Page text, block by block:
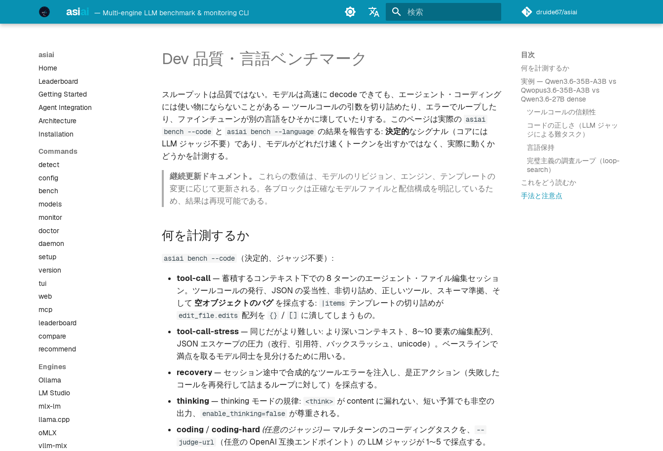
asiai — Multi-engine LLM benchmark & monitoring CLI
Français
Italiano
Português
中文
한국어
druide67/asiai
asiai
Home
Leaderboard
Getting Started
Agent Integration
Architecture
Installation
Commands
detect
config
bench
models
monitor
doctor
daemon
setup
version
tui
web
mcp
leaderboard
compare
recommend
Engines
Ollama
LM Studio
mlx-lm
llama.cpp
oMLX
vllm-mlx
目次
何を計測するか
実例 — Qwen3.6-35B-A3B vs
Qwopus3.6-35B-A3B vs
Qwen3.6-27B dense
ツールコールの信頼性
コードの正しさ（LLM ジャッ
ジによる難タスク）
言語保持
完璧主義の調査ループ（loop-
search）
これをどう読むか
手法と注意点
Dev 品質・言語ベンチマーク
スループットは品質ではない。モデルは高速に decode できても、エージェント・コーディング
には使い物にならないことがある — ツールコールの引数を切り詰めたり、エラーでループした
り、ファインチューンが別の言語をひそかに壊していたりする。このページは実際の asiai
bench --code と asiai bench --language の結果を報告する: 決定的なシグナル（コアには
LLM ジャッジ不要）であり、モデルがどれだけ速くトークンを出すかではなく、実際に動くか
どうかを計測する。
継続更新ドキュメント。
これらの数値は、モデルのリビジョン、エンジン、テンプレートの
変更に応じて更新される。各ブロックは正確なモデルファイルと配信構成を明記しているた
め、結果は再現可能である。
何を計測するか
asiai bench --code
（決定的、ジャッジ不要）:
tool-call— 蓄積するコンテキスト下での 8 ターンのエージェント・ファイル編集セッショ
ン。ツールコールの発行、JSON の妥当性、非切り詰め、正しいツール、スキーマ準拠、そ
して 空オブジェクトのバグを採点する: |items テンプレートの切り詰めが
edit_file.edits 配列を {} / []
に潰してしまうもの。
tool-call-stress— 同じだがより難しい: より深いコンテキスト、8〜10 要素の編集配列、
JSON エスケープの圧力（改行、引用符、バックスラッシュ、unicode）。ベースラインで
満点を取るモデル同士を見分けるために用いる。
recovery— セッション途中で合成的なツールエラーを注入し、是正アクション（失敗した
コールを再発行して詰まるループに対して）を採点する。
thinking — thinking モードの規律: <think> が content に漏れない、短い予算でも非空の
出力、
enable_thinking=false が尊重される。
coding / coding-hard (任意のジャッジ)— マルチターンのコーディングタスクを、
--
judge-url
（任意の OpenAI 互換エンドポイント）の LLM ジャッジが 1〜5 で採点する。